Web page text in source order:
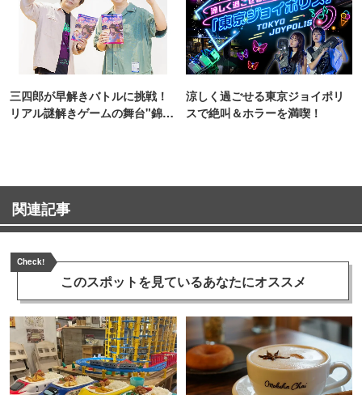
三四郎が早解きバトルに挑戦！
リアル謎解きゲームの舞台"錦糸
涼しく過ごせる東京ジョイポリ
スで絶叫＆ホラーを満喫！
関連記事
Check!
このスポットを見ているあなたにオススメ